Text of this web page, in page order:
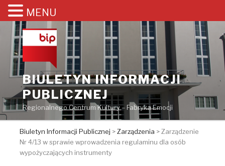
Przejdź
treści
BIULETYN INFORMACJI
PUBLICZNEJ
Regionalnego Centrum Kultury – Fabryka Emocji
Biuletyn Informacji Publicznej >Zarządzenia >Zarządzenie
Nr 4/13 w sprawie wprowadzenia regulaminu dla osób
wypożyczających instrumenty
MENU